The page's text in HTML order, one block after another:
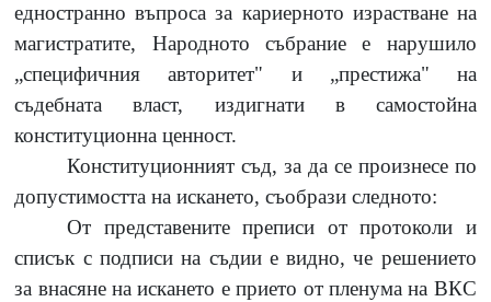
едностранно въпроса за кариерното израстване на
магистратите, Народното събрание е нарушило
„специфичния авторитет" и „престижа" на
съдебната власт, издигнати в самостойна
конституционна ценност.
Конституционният съд, за да се произнесе по
допустимостта на искането, съобрази следното:
От представените преписи от протоколи и
списък с подписи на съдии е видно, че решението
за внасяне на искането е прието от пленума на ВКС